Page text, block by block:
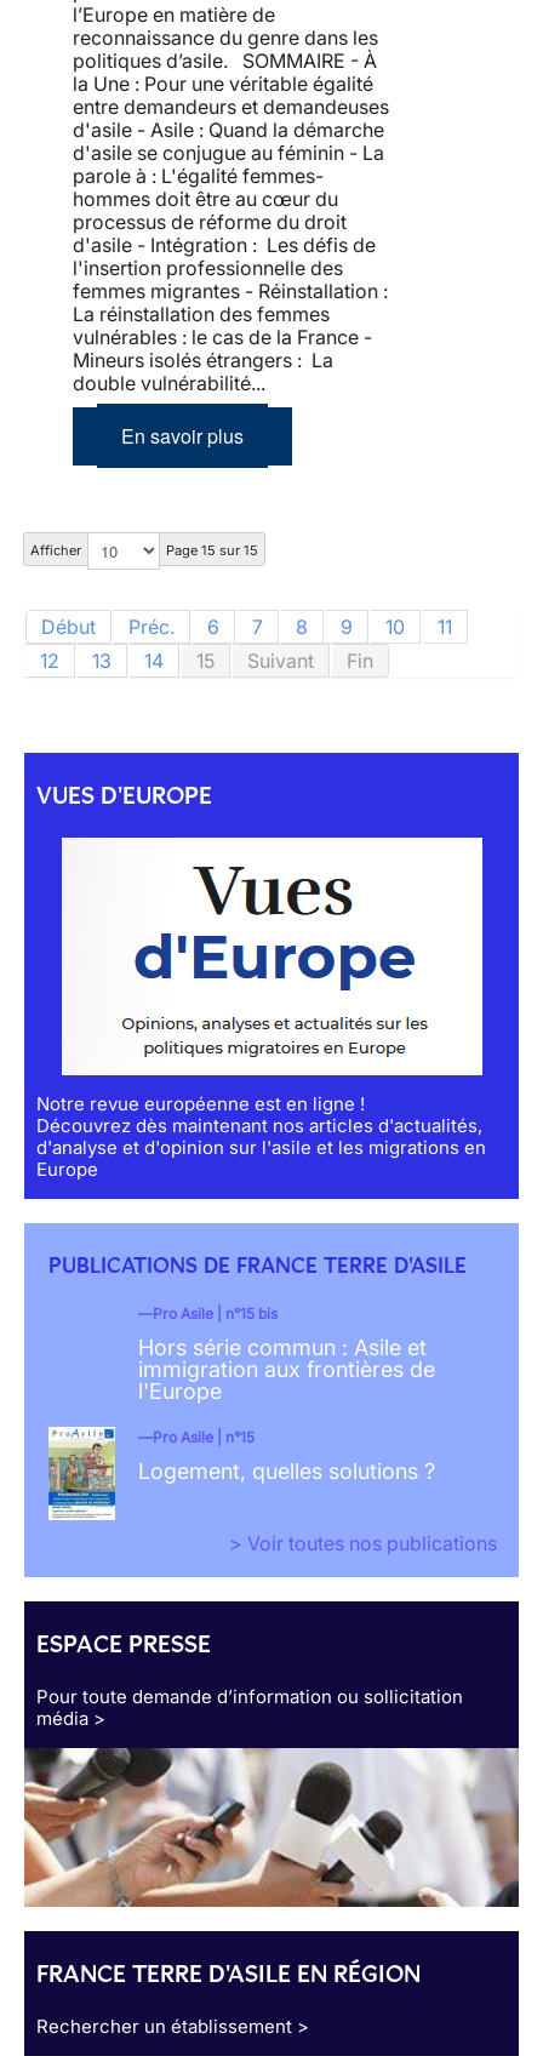
l’Europe en matière de
reconnaissance du genre dans les
politiques d’asile. SOMMAIRE - À
la Une : Pour une véritable égalité
entre demandeurs et demandeuses
d'asile - Asile : Quand la démarche
d'asile se conjugue au féminin - La
parole à : L'égalité femmes-
hommes doit être au cœur du
processus de réforme du droit
d'asile - Intégration : Les défis de
l'insertion professionnelle des
femmes migrantes - Réinstallation :
La réinstallation des femmes
vulnérables : le cas de la France -
Mineurs isolés étrangers : La
double vulnérabilité...
En savoir plus
Afficher Page 15 sur 15
Début Préc. 6 7 8 9 10
11
12
13 14 15 Suivant Fin
VUES D'EUROPE
Notre revue européenne est en ligne !
Découvrez dès maintenant nos articles d'actualités,
d'analyse et d'opinion sur l'asile et les migrations en
Europe
PUBLICATIONS DE FRANCE TERRE D'ASILE
Pro Asile | n°15 bis
Hors série commun : Asile et
immigration aux frontières de
l'Europe
Pro Asile | n°15
Logement, quelles solutions ?
> Voir toutes nos publications
ESPACE PRESSE
Pour toute demande d’information ou sollicitation
média >
FRANCE TERRE D'ASILE EN RÉGION
Rechercher un établissement >